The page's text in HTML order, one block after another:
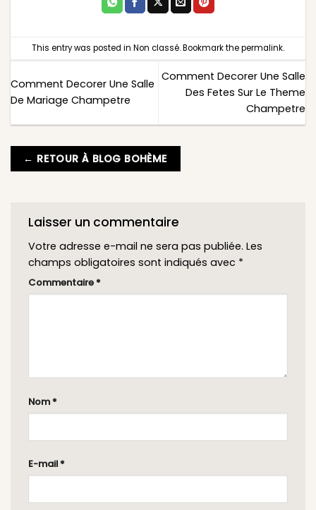
This entry was posted in Non classé. Bookmark thepermalink.
Comment Decorer Une Salle
De Mariage Champetre
Comment Decorer Une Salle
Des Fetes Sur Le Theme
Champetre
← RETOUR À BLOG BOHÈME
Laisser un commentaire
Votre adresse e-mail ne sera pas publiée. Les
champs obligatoires sont indiqués avec *
Commentaire *
Nom *
E-mail *